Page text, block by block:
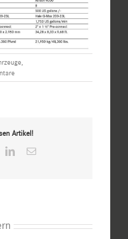
Artikel!
LinkedIn
E-